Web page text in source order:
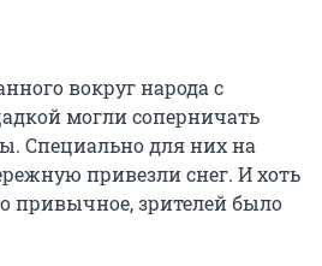
вокруг народа с
могли соперничать
Специально для них на
привезли снег. И хоть
привычное, зрителей было